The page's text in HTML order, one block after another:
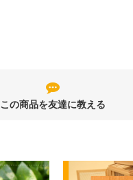
この商品を友達に教える